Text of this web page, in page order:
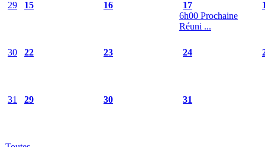
29 15 16
17
6h00 Prochaine
Réuni ...
30 22 23 24
31 29 30 31